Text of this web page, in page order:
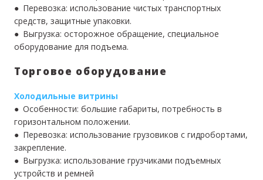
● Перевозка: использование чистых транспортных
средств, защитные упаковки.
● Выгрузка: осторожное обращение, специальное
оборудование для подъема.
Торговое оборудование
Холодильные витрины
● Особенности: большие габариты, потребность в
горизонтальном положении.
● Перевозка: использование грузовиков с гидробортами,
закрепление.
● Выгрузка: использование грузчиками подъемных
устройств и ремней